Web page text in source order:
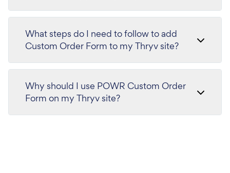
What steps do I need to follow to add
Custom Order Form to my Thryv site?
Why should I use POWR Custom Order
Form on my Thryv site?